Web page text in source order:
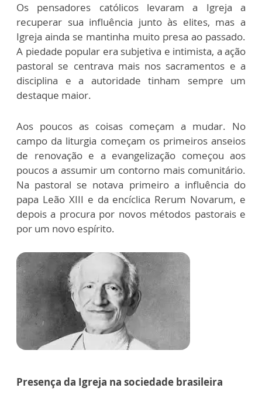
Os pensadores católicos levaram a Igreja a
recuperar sua influência junto às elites, mas a
Igreja ainda se mantinha muito presa ao passado.
A piedade popular era subjetiva e intimista, a ação
pastoral se centrava mais nos sacramentos e a
disciplina e a autoridade tinham sempre um
destaque maior.
Aos poucos as coisas começam a mudar. No
campo da liturgia começam os primeiros anseios
de renovação e a evangelização começou aos
poucos a assumir um contorno mais comunitário.
Na pastoral se notava primeiro a influência do
papa Leão XIII e da encíclica Rerum Novarum, e
depois a procura por novos métodos pastorais e
por um novo espírito.
Presença da Igreja na sociedade brasileira